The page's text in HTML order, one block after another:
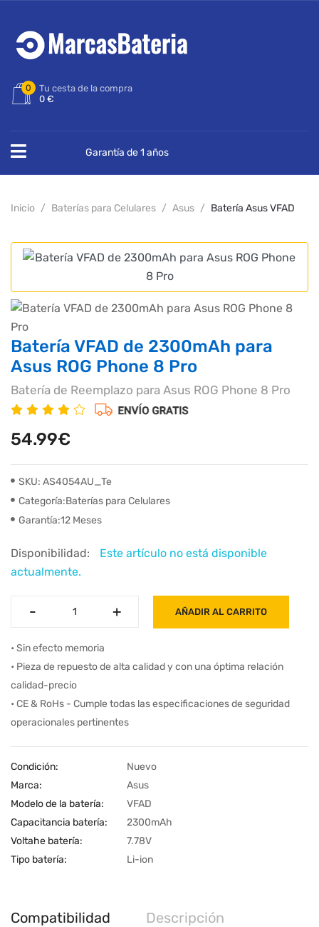
0
Tu cesta de la compra
0 €
Garantía de 1 años
Inicio Baterías para Celulares Asus Batería Asus VFAD
Batería VFAD de 2300mAh para
Asus ROG Phone 8 Pro
Batería de Reemplazo para Asus ROG Phone 8 Pro
54.99€
SKU: AS4054AU_Te
Categoría:Baterías para Celulares
Garantía:12 Meses
Disponibilidad:
Este artículo no está disponible
actualmente.
- +
- + AÑADIR AL CARRITO
• Sin efecto memoria
• Pieza de repuesto de alta calidad y con una óptima relación
calidad-precio
• CE & RoHs - Cumple todas las especificaciones de seguridad
operacionales pertinentes
Condición:
Nuevo
Marca:
Asus
Modelo de la batería:
VFAD
Capacitancia batería:
2300mAh
Voltahe batería:
7.78V
Tipo batería:
Li-ion
Compatibilidad Descripción